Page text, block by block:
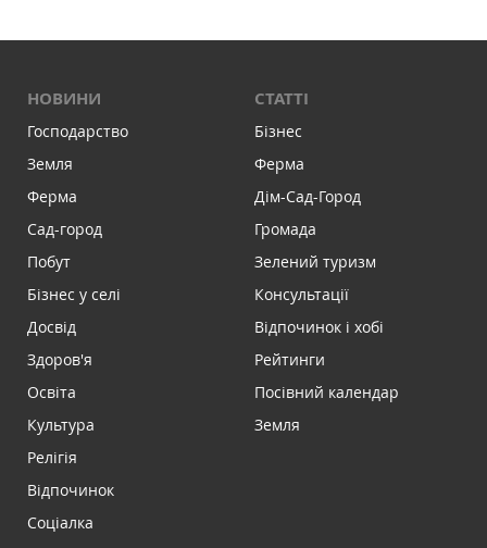
НОВИНИ
Господарство
Земля
Ферма
Сад-город
Побут
Бізнес у селі
Досвід
Здоров'я
Освіта
Культура
Релігія
Відпочинок
Соціалка
СТАТТІ
Бізнес
Ферма
Дім-Сад-Город
Громада
Зелений туризм
Консультації
Відпочинок і хобі
Рейтинги
Посівний календар
Земля